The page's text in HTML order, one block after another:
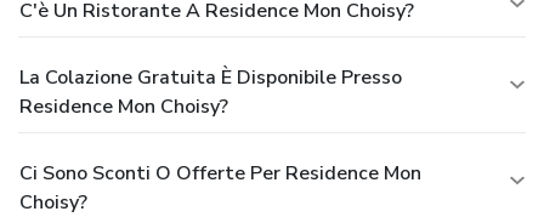
C'è Un Ristorante A Residence Mon Choisy?
La Colazione Gratuita È Disponibile Presso
Residence Mon Choisy?
Ci Sono Sconti O Offerte Per Residence Mon
Choisy?